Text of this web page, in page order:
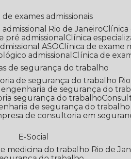
de exames admissionais
admissional Rio de Janeiro
pré admissional
Clínica
ASO
Clínica de exame
admissional
Clínica de
de segurança do trabalho
de segurança do trabalho
engenharia de segurança do
segurança do trabalho
de segurança do trabalho
de consultoria em
E-Social
e medicina do trabalho Rio de